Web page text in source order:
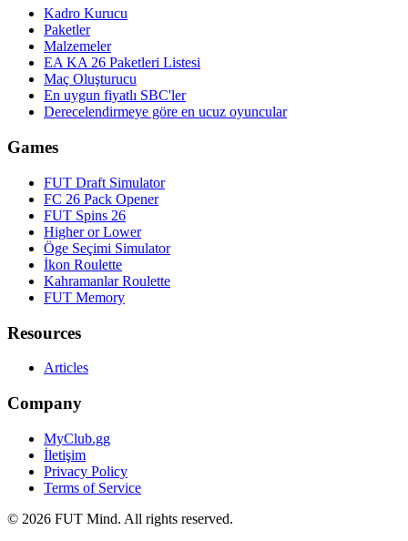
Kadro Kurucu
Paketler
Malzemeler
EA KA 26 Paketleri Listesi
Maç Oluşturucu
En uygun fiyatlı SBC'ler
Derecelendirmeye göre en ucuz oyuncular
Games
FUT Draft Simulator
FC 26 Pack Opener
FUT Spins 26
Higher or Lower
Öge Seçimi Simulator
İkon Roulette
Kahramanlar Roulette
FUT Memory
Resources
Articles
Company
MyClub.gg
İletişim
Privacy Policy
Terms of Service
© 2026 FUT Mind. All rights reserved.